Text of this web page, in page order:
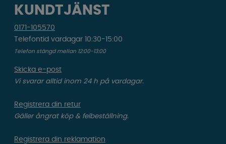
KUNDTJÄNST
0171-105570
Telefontid vardagar 10:30-15:00
Telefon stängd mellan 12:00-13:00
Skicka e-post
Vi svarar alltid inom 24 h på vardagar.
Registrera din retur
Gäller ångrat köp & felbeställning.
Registrera din reklamation